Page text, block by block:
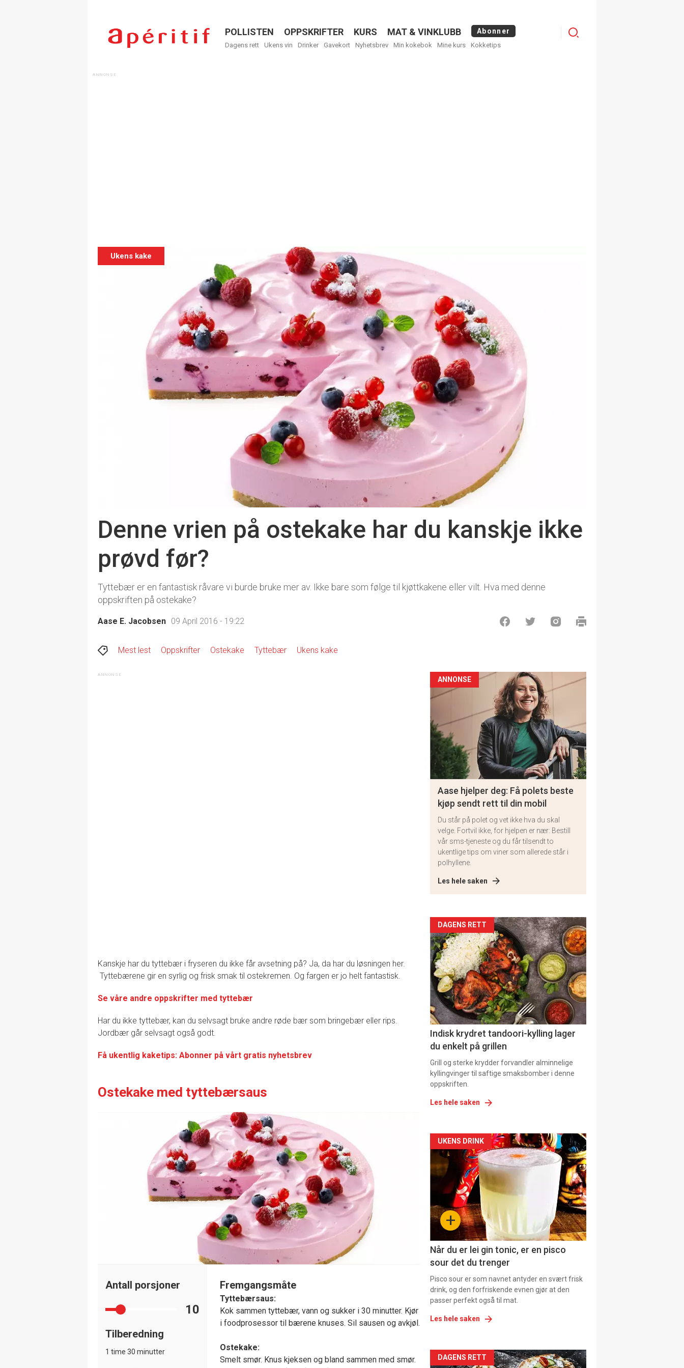
Menu
POLLISTEN OPPSKRIFTER KURS MAT & VINKLUBB Abonner
Dagens rett Ukens vin Drinker Gavekort Nyhetsbrev Min kokebok Mine kurs Kokketips
Logg
Ukens kake
Denne vrien på ostekake har du kanskje ikke
prøvd før?
Tyttebær er en fantastisk råvare vi burde bruke mer av. Ikke bare som følge til kjøttkakene eller vilt. Hva med denne
oppskriften på ostekake?
Aase E. Jacobsen 09 April 2016 - 19:22
Mest lest Oppskrifter Ostekake Tyttebær Ukens kake
Kanskje har du tyttebær i fryseren du ikke får avsetning på? Ja, da har du løsningen her.
Tyttebærene gir en syrlig og frisk smak til ostekremen. Og fargen er jo helt fantastisk.
Se våre andre oppskrifter med tyttebær
Har du ikke tyttebær, kan du selvsagt bruke andre røde bær som bringebær eller rips.
Jordbær går selvsagt også godt.
Få ukentlig kaketips: Abonner på vårt gratis nyhetsbrev
Ostekake med tyttebærsaus
Antall porsjoner
10
Tilberedning
1 time 30 minutter
Fremgangsmåte
Tyttebærsaus:
Kok sammen tyttebær, vann og sukker i 30 minutter. Kjør
i foodprosessor til bærene knuses. Sil sausen og avkjøl.
Ostekake:
Smelt smør. Knus kjeksen og bland sammen med smør.
ANNONSE
Aase hjelper deg: Få polets beste
kjøp sendt rett til din mobil
Du står på polet og vet ikke hva du skal
velge. Fortvil ikke, for hjelpen er nær: Bestill
vår sms-tjeneste og du får tilsendt to
ukentlige tips om viner som allerede står i
polhyllene.
Les hele saken
Artikler
detail
-
section
11
DAGENS RETT
Indisk krydret tandoori-kylling lager
du enkelt på grillen
Grill og sterke krydder forvandler alminnelige
kyllingvinger til saftige smaksbomber i denne
oppskriften.
Les hele saken
Artikler
detail
section
11
Dagens
rett
+
UKENS DRINK
Når du er lei gin tonic, er en pisco
sour det du trenger
Pisco sour er som navnet antyder en svært frisk
drink, og den forfriskende evnen gjør at den
passer perfekt også til mat.
Les hele saken
Artikler
DAGENS RETT